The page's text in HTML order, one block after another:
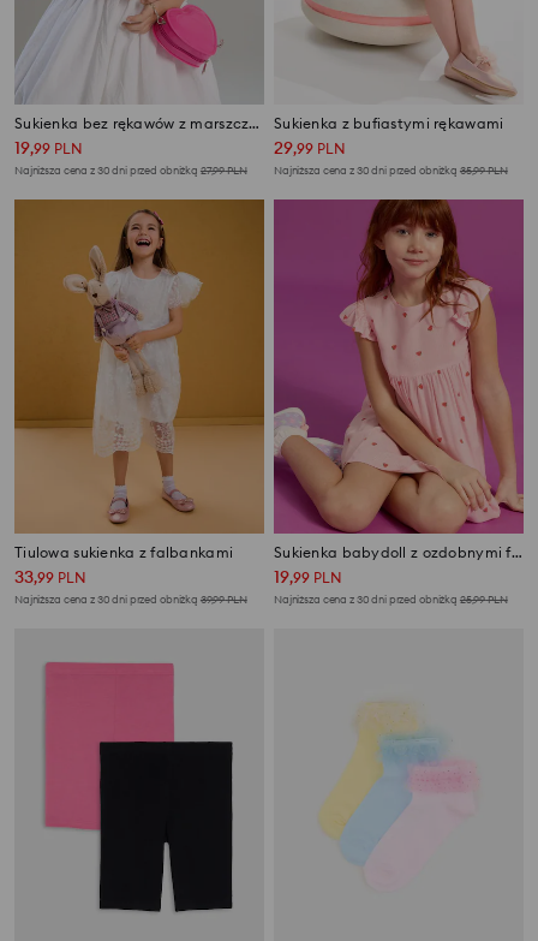
Sukienka bez rękawów z marszczonym dołem
19,99 PLN
Najniższa cena z 30 dni przed obniżką 27,99PLN
Sukienka z bufiastymi rękawami
29,99 PLN
Najniższa cena z 30 dni przed obniżką 35,99PLN
Tiulowa sukienka z falbankami
33,99 PLN
Najniższa cena z 30 dni przed obniżką 39,99PLN
Sukienka babydoll z ozdobnymi falbanami
19,99 PLN
Najniższa cena z 30 dni przed obniżką 25,99PLN